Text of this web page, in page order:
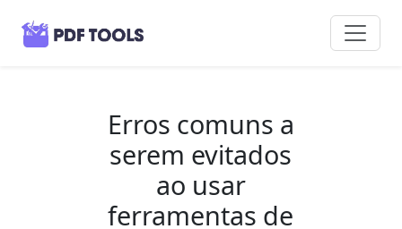
Erros comuns a
serem evitados
ao usar
ferramentas de